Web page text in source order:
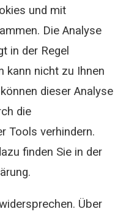
und mit
Die Analyse
in der Regel
kann nicht zu Ihnen
dieser Analyse
die
Tools verhindern.
finden Sie in der
Über